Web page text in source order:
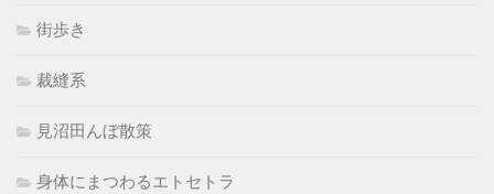
街歩き
裁縫系
見沼田んぼ散策
身体にまつわるエトセトラ